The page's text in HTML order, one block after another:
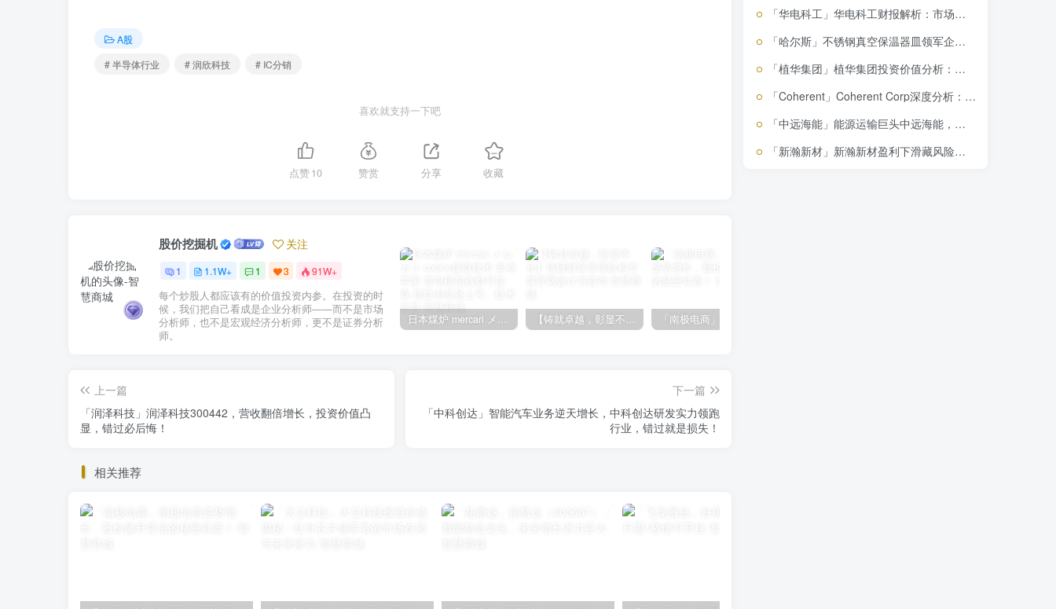
A股
# 半导体行业
# 润欣科技 # IC分销
喜欢就支持一下吧
点赞10 赞赏 分享 收藏
股价挖掘机 关注
1 1.1W+ 1 3 91W+
每个炒股人都应该有的价值投资内参。在投资的时
候，我们把自己看成是企业分析师——而不是市场
分析师，也不是宏观经济分析师，更不是证券分析
师。
日本煤炉 mercari メルカリ cookie提取技术 安卓 苹果 雷电模拟器都可提取,指纹浏览器上号。技术支持 【铸就卓越，彰显不凡】顶级财富管理机构专属官网设计与咨询
上一篇
「润泽科技」润泽科技300442，营收翻倍增长，投资价值凸
显，错过必后悔！
下一篇
「中科创达」智能汽车业务逆天增长，中科创达研发实力领跑
行业，错过就是损失！
相关推荐
「华电科工」华电科工财报解析：市场竞争力强，新能源布局引关注，投资价值凸显
「哈尔斯」不锈钢真空保温器皿领军企业哈尔斯，专利加持逆势增长，投资价值凸显
「植华集团」植华集团投资价值分析：市场低估的潜力股，值得关注
「Coherent」Coherent Corp深度分析：激光仪器行业领导者，财务稳健成长可期
「中远海能」能源运输巨头中远海能，你不看绝对会后悔的投资机会
「新瀚新材」新瀚新材盈利下滑藏风险，投资者需谨慎评估